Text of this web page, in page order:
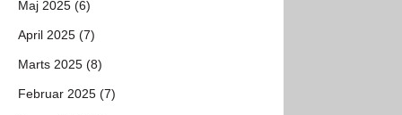
Maj 2025 (6)
April 2025 (7)
Marts 2025 (8)
Februar 2025 (7)